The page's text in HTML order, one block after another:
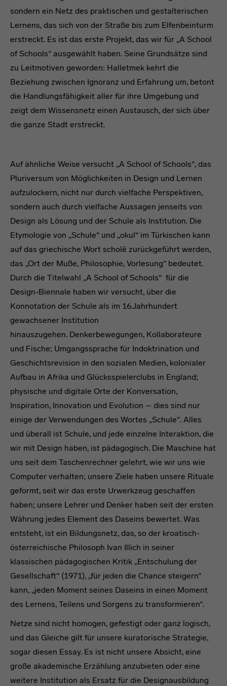
sondern ein Netz des praktischen und gestalterischen
Lernens, das sich von der Straße bis zum Elfenbeinturm
erstreckt. Es ist das erste Projekt, das wir für „A School
of Schools“ ausgewählt haben. Seine Grundsätze sind
zu Leitmotiven geworden: Halletmek kehrt die
Beziehung zwischen Ignoranz und Erfahrung um, betont
die Handlungsfähigkeit aller für ihre Umgebung und
zeigt dem Wissensnetz einen Austausch, der sich über
die ganze Stadt erstreckt.
Text
Auf ähnliche Weise versucht „A School of Schools“, das
Pluriversum von Möglichkeiten in Design und Lernen
aufzulockern, nicht nur durch vielfache Perspektiven,
sondern auch durch vielfache Aussagen jenseits von
Design als Lösung und der Schule als Institution. Die
Etymologie von „Schule“ und „okul“ im Türkischen kann
auf das griechische Wort scholē zurückgeführt werden,
das „Ort der Muße, Philosophie, Vorlesung“ bedeutet.
Durch die Titelwahl „A School of Schools“ für die
Design-Biennale haben wir versucht, über die
Konnotation der Schule als im 16.Jahrhundert
gewachsener Institution
hinauszugehen. Denkerbewegungen, Kollaborateure
und Fische; Umgangssprache für Indoktrination und
Geschichtsrevision in den sozialen Medien, kolonialer
Aufbau in Afrika und Glücksspielerclubs in England;
physische und digitale Orte der Konversation,
Inspiration, Innovation und Evolution – dies sind nur
einige der Verwendungen des Wortes „Schule“. Alles
und überall ist Schule, und jede einzelne Interaktion, die
wir mit Design haben, ist pädagogisch. Die Maschine hat
uns seit dem Taschenrechner gelehrt, wie wir uns wie
Computer verhalten; unsere Ziele haben unsere Rituale
geformt, seit wir das erste Urwerkzeug geschaffen
haben; unsere Lehrer und Denker haben seit der ersten
Währung jedes Element des Daseins bewertet. Was
entsteht, ist ein Bildungsnetz, das, so der kroatisch-
österreichische Philosoph Ivan Illich in seiner
klassischen pädagogischen Kritik „Entschulung der
Gesellschaft“ (1971), „für jeden die Chance steigern“
kann, „jeden Moment seines Daseins in einen Moment
des Lernens, Teilens und Sorgens zu transformieren“.
Netze sind nicht homogen, gefestigt oder ganz logisch,
und das Gleiche gilt für unsere kuratorische Strategie,
sogar diesen Essay. Es ist nicht unsere Absicht, eine
große akademische Erzählung anzubieten oder eine
weitere Institution als Ersatz für die Designausbildung